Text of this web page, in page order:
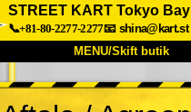
STREET KART Tokyo Bay
📞+81-80-2277-2277📧 shina@kart.st
MENU/Skift butik
TOP